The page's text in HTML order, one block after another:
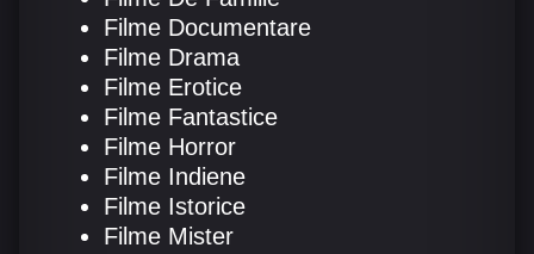
Filme Documentare
Filme Drama
Filme Erotice
Filme Fantastice
Filme Horror
Filme Indiene
Filme Istorice
Filme Mister